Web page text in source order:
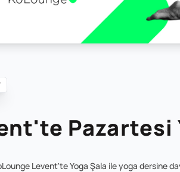
Pazartesi
Levent'te Yoga Şala ile yoga dersine